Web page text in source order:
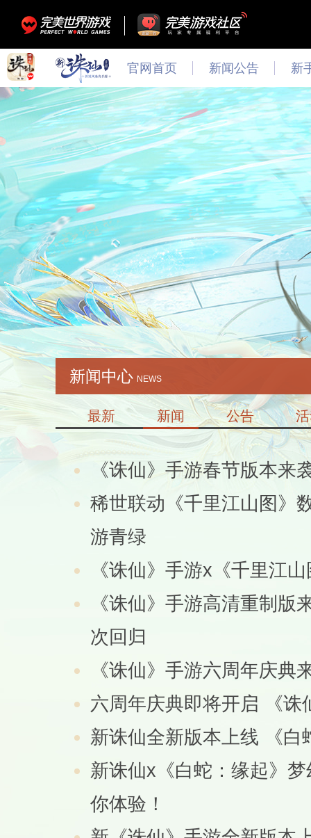
官网首页 新闻公告
最新
新闻
公告
活动
新
新闻中心 NEWS
最新 新闻 公告
《诛仙》手游春节版本来
稀世联动《千里江山图》
游青绿
《诛仙》手游x《千里江
《诛仙》手游高清重制版
次回归
《诛仙》手游六周年庆典
六周年庆典即将开启 《诛
新诛仙全新版本上线 《白
新诛仙x《白蛇：缘起》
你体验！